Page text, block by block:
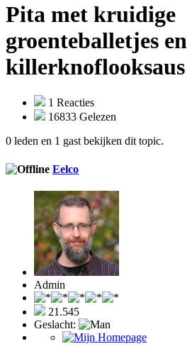
Pita met kruidige
groenteballetjes en
killerknoflooksaus
1 Reacties
16833 Gelezen
0 leden en 1 gast bekijken dit topic.
Eelco
Admin
21.545
Geslacht: